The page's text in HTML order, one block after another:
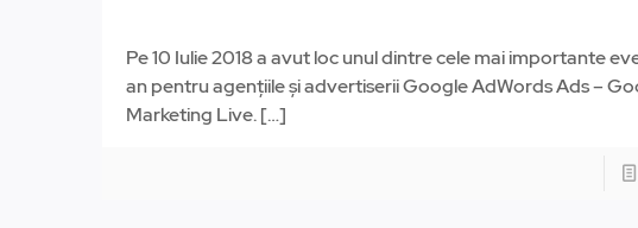
Pe 10 Iulie 2018 a avut loc unul dintre cele mai importante
an pentru agențiile și advertiserii Google AdWords Ads –
Marketing Live.[…]